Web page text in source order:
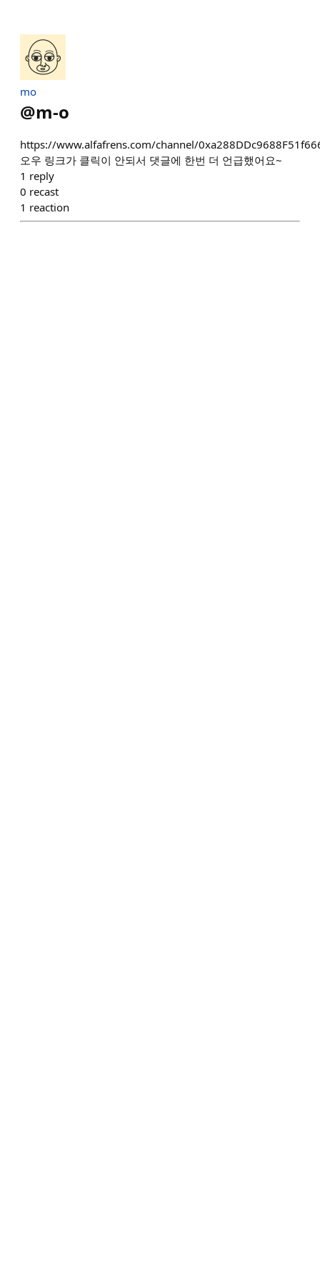
mo
@m-o
https://www.alfafrens.com/channel/
오우 링크가 클릭이 안되서 댓글에 한번 더 언급했어요~
1 reply
0 recast
1 reaction